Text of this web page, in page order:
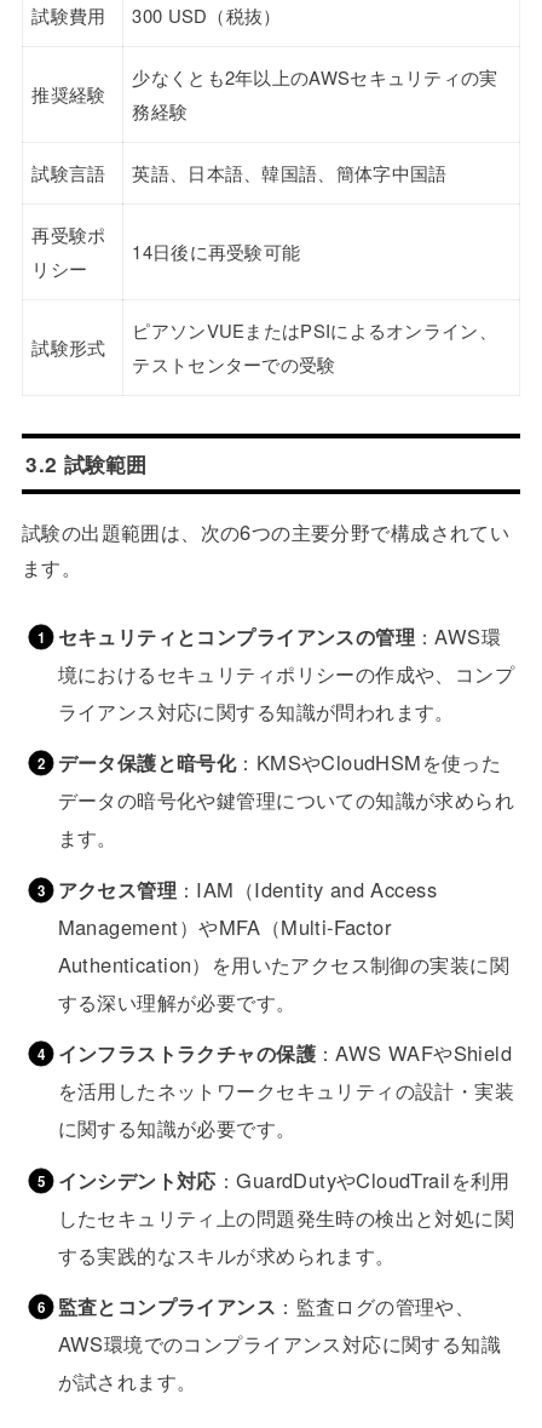
試験費用 300 USD（税抜）
推奨経験
少なくとも2年以上のAWSセキュリティの実
務経験
試験言語 英語、日本語、韓国語、簡体字中国語
再受験ポ
リシー
14日後に再受験可能
試験形式
ピアソンVUEまたはPSIによるオンライン、
テストセンターでの受験
3.2 試験範囲
試験の出題範囲は、次の6つの主要分野で構成されてい
ます。
セキュリティとコンプライアンスの管理 ：AWS環
境におけるセキュリティポリシーの作成や、コンプ
ライアンス対応に関する知識が問われます。
データ保護と暗号化：KMSやCloudHSMを使った
データの暗号化や鍵管理についての知識が求められ
ます。
アクセス管理 ：IAM（Identity and Access
Management）やMFA（Multi-Factor
Authentication）を用いたアクセス制御の実装に関
する深い理解が必要です。
インフラストラクチャの保護：AWS WAFやShield
を活用したネットワークセキュリティの設計・実装
に関する知識が必要です。
インシデント対応 ：GuardDutyやCloudTrailを利用
したセキュリティ上の問題発生時の検出と対処に関
する実践的なスキルが求められます。
監査とコンプライアンス ：監査ログの管理や、
AWS環境でのコンプライアンス対応に関する知識
が試されます。